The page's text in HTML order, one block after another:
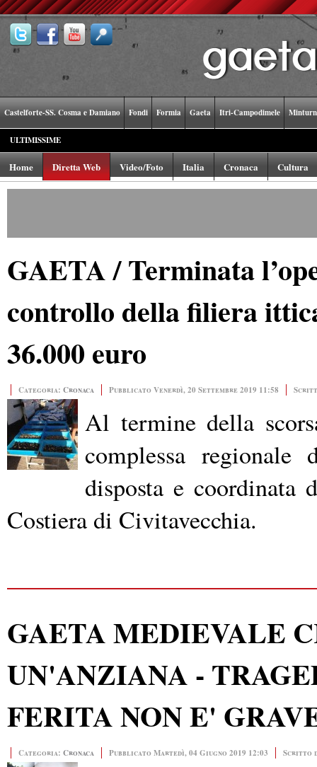
Castelforte-SS. Cosma e Damiano Fondi Formia Gaeta Itri-Campodimele
ULTIMISSIME
Home Diretta Web Video/Foto Italia Cronaca Cultura
GAETA / Terminata
controllo della filiera
36.000 euro
Categoria: Cronaca Pubblicato Venerdì, 20 Settembre 2019 11:58
Al termine della
complessa
disposta e coordinata
Costiera di Civitavecchia.
GAETA MEDIEVALE
UN'ANZIANA -
FERITA NON E'
Categoria: Cronaca Pubblicato Martedì, 04 Giugno 2019 12:03 Scritto